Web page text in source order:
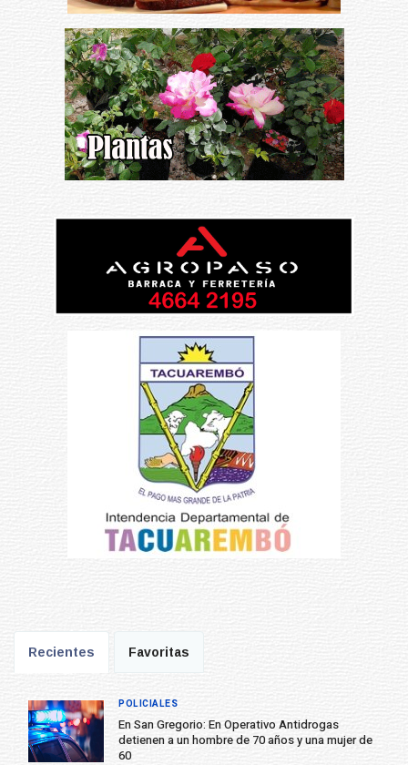
Recientes Favoritas
En San Gregorio: En Operativo Antidrogas
detienen a un hombre de 70 años y una mujer de
60
POLICIALES